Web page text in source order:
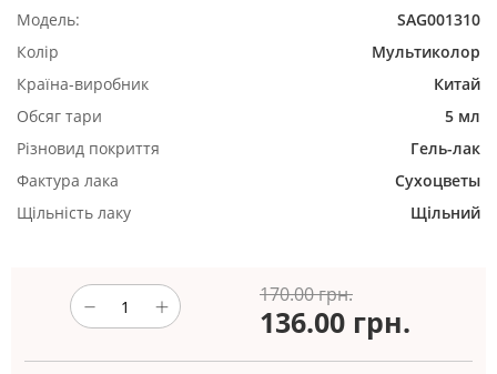
Модель:
SAG001310
Колір
Мультиколор
Країна-виробник
Китай
Обсяг тари
5 мл
Різновид покриття
Гель-лак
Фактура лака
Сухоцветы
Щільність лаку
Щільний
170.00 грн.
136.00 грн.